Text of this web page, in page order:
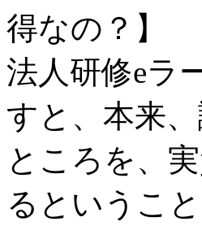
得なの？】
法人研修eラ
すと、本来
ところを、
るというこ